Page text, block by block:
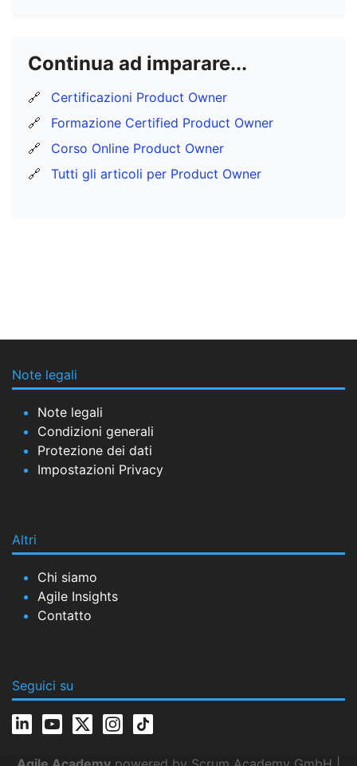
Continua ad imparare...
🔗
Certificazioni Product Owner
🔗
Formazione Certified Product Owner
🔗
Corso Online Product Owner
🔗
Tutti gli articoli per Product Owner
Note legali
Note legali
Condizioni generali
Protezione dei dati
Impostazioni Privacy
Altri
Chi siamo
Agile Insights
Contatto
Seguici su